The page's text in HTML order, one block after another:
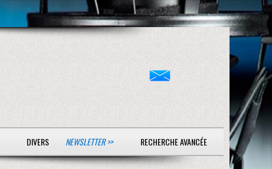
DIVERS NEWSLETTER >> RECHERCHE AVANCÉE